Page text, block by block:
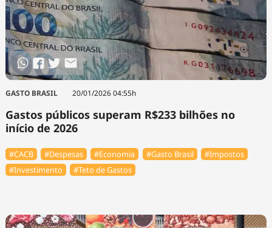
GASTO BRASIL 20/01/2026 04:55h
Gastos públicos superam R$233 bilhões no
início de 2026
#⁠CACB #Despesas #Economia #Gasto Brasil
#Impostos
#Investimento
#Teto de Gastos